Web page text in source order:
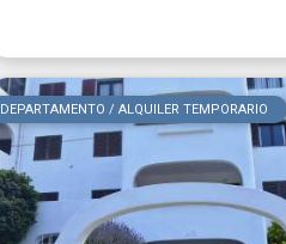
DEPARTAMENTO / ALQUILER TEMPORARIO